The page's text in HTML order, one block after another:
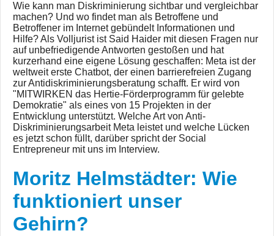
Wie kann man Diskriminierung sichtbar und vergleichbar
machen? Und wo findet man als Betroffene und
Betroffener im Internet gebündelt Informationen und
Hilfe? Als Volljurist ist Said Haider mit diesen Fragen nur
auf unbefriedigende Antworten gestoßen und hat
kurzerhand eine eigene Lösung geschaffen: Meta ist der
weltweit erste Chatbot, der einen barrierefreien Zugang
zur Antidiskriminierungsberatung schafft. Er wird von
"MITWIRKEN das Hertie-Förderprogramm für gelebte
Demokratie" als eines von 15 Projekten in der
Entwicklung unterstützt. Welche Art von Anti-
Diskriminierungsarbeit Meta leistet und welche Lücken
es jetzt schon füllt, darüber spricht der Social
Entrepreneur mit uns im Interview.
Moritz Helmstädter: Wie
funktioniert unser
Gehirn?